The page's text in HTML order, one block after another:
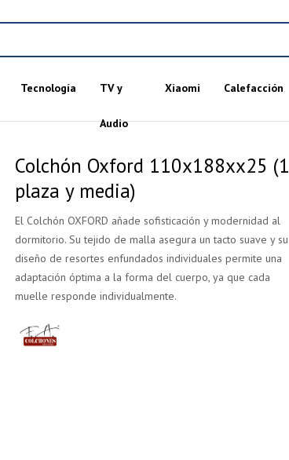
Tecnología TV y
Audio
Xiaomi Calefacción
Colchón Oxford 110x188xx25 (1
plaza y media)
El Colchón OXFORD añade sofisticación y modernidad al
dormitorio. Su tejido de malla asegura un tacto suave y su
diseño de resortes enfundados individuales permite una
adaptación óptima a la forma del cuerpo, ya que cada
muelle responde individualmente.